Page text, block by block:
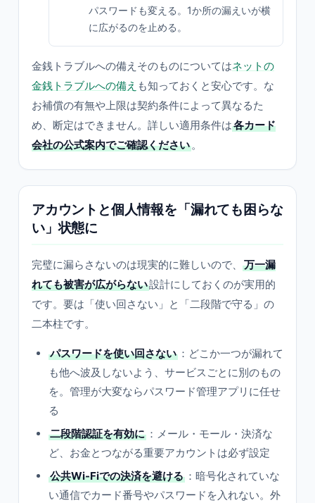
パスワードも変える。1か所の漏えいが横
に広がるのを止める。
金銭トラブルへの備えそのものについてはネットの
金銭トラブルへの備え も知っておくと安心です。な
お補償の有無や上限は契約条件によって異なるた
め、断定はできません。詳しい適用条件は各カード
会社の公式案内でご確認ください。
アカウントと個人情報を「漏れても困らな
い」状態に
完璧に漏らさないのは現実的に難しいので、
万一漏
れても被害が広がらない設計にしておくのが実用的
です。要は「使い回さない」と「二段階で守る」の
二本柱です。
パスワードを使い回さない ：どこか一つが漏れて
も他へ波及しないよう、サービスごとに別のもの
を。管理が大変ならパスワード管理アプリに任せ
る
二段階認証を有効に ：メール・モール・決済な
ど、お金とつながる重要アカウントは必ず設定
公共Wi-Fiでの決済を避ける ：暗号化されていな
い通信でカード番号やパスワードを入れない。外